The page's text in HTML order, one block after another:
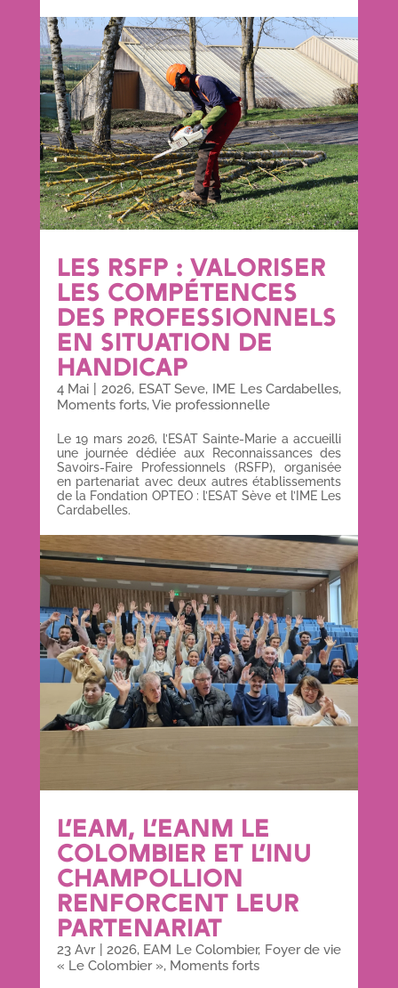
LES RSFP : VALORISER
LES COMPÉTENCES
DES PROFESSIONNELS
EN SITUATION DE
HANDICAP
4 Mai 2026, ESAT Seve, IME Les Cardabelles,
Moments forts,Vie professionnelle
Le 19 mars 2026, l’ESAT Sainte-Marie a accueilli
une journée dédiée aux Reconnaissances des
Savoirs-Faire Professionnels (RSFP), organisée
en partenariat avec deux autres établissements
de la Fondation OPTEO : l’ESAT Sève et l’IME Les
Cardabelles.
L’EAM, L’EANM LE
COLOMBIER ET L’INU
CHAMPOLLION
RENFORCENT LEUR
PARTENARIAT
23 Avr| 2026, EAM Le Colombier, Foyer de vie
« Le Colombier », Moments forts